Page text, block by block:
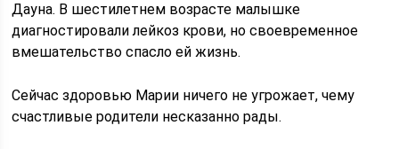
Дауна. В шестилетнем возрасте малышке
диагностировали лейкоз крови, но своевременное
вмешательство спасло ей жизнь.
Сейчас здоровью Марии ничего не угрожает, чему
счастливые родители несказанно рады.